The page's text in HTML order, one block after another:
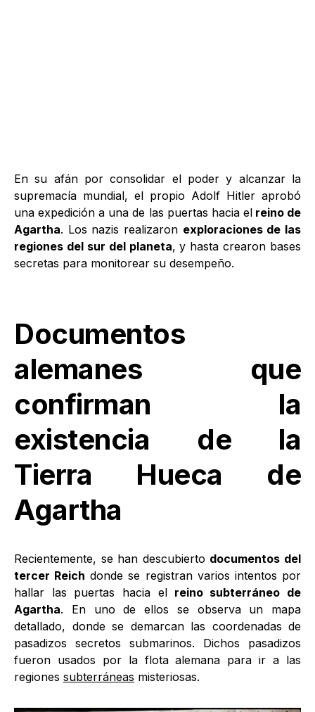
En su afán por consolidar el poder y alcanzar la
supremacía mundial, el propio Adolf Hitler aprobó
una expedición a una de las puertas hacia elreino de
Agartha. Los nazis realizaron exploraciones de las
regiones del sur del planeta, y hasta crearon bases
secretas para monitorear su desempeño.
Documentos
alemanes que
confirman la
existencia de la
Tierra Hueca de
Agartha
Recientemente, se han descubierto documentos del
tercer Reich donde se registran varios intentos por
hallar las puertas hacia elreino subterráneo de
Agartha. En uno de ellos se observa un mapa
detallado, donde se demarcan las coordenadas de
pasadizos secretos submarinos. Dichos pasadizos
fueron usados por la flota alemana para ir a las
regiones subterráneas misteriosas.